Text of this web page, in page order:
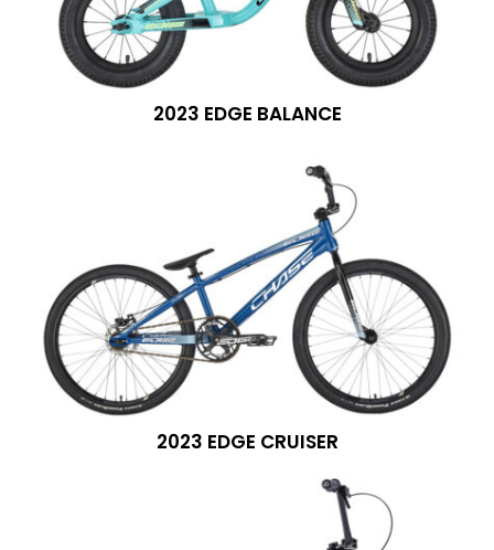
2023 EDGE BALANCE
2023 EDGE CRUISER